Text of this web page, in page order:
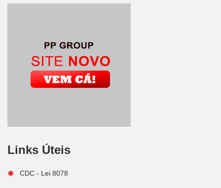
Links Úteis
CDC - Lei 8078